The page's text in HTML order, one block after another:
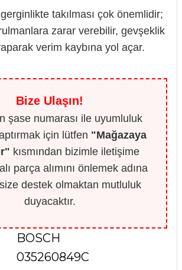
takılması çok önemlidir;
zarar verebilir, gevşeklik
verim kaybına yol açar.
Bize Ulaşın!
şase numarası ile uyumluluk
için lütfen "Mağazaya
kısmından bizimle iletişime
parça alımını önlemek adına
destek olmaktan mutluluk
duyacaktır.
BOSCH
035260849C